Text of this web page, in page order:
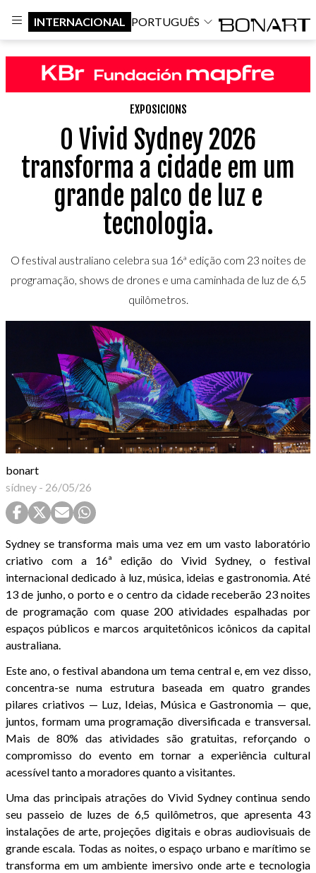
INTERNACIONAL PORTUGUÊS
EXPOSICIONS
O Vivid Sydney 2026
transforma a cidade em um
grande palco de luz e
tecnologia.
O festival australiano celebra sua 16ª edição com 23 noites de
programação, shows de drones e uma caminhada de luz de 6,5
quilômetros.
bonart
sídney - 26/05/26
Sydney se transforma mais uma vez em um vasto laboratório
criativo com a 16ª edição do Vivid Sydney, o festival
internacional dedicado à luz, música, ideias e gastronomia. Até
13 de junho, o porto e o centro da cidade receberão 23 noites
de programação com quase 200 atividades espalhadas por
espaços públicos e marcos arquitetônicos icônicos da capital
australiana.
Este ano, o festival abandona um tema central e, em vez disso,
concentra-se numa estrutura baseada em quatro grandes
pilares criativos — Luz, Ideias, Música e Gastronomia — que,
juntos, formam uma programação diversificada e transversal.
Mais de 80% das atividades são gratuitas, reforçando o
compromisso do evento em tornar a experiência cultural
acessível tanto a moradores quanto a visitantes.
Uma das principais atrações do Vivid Sydney continua sendo
seu passeio de luzes de 6,5 quilômetros, que apresenta 43
instalações de arte, projeções digitais e obras audiovisuais de
grande escala. Todas as noites, o espaço urbano e marítimo se
transforma em um ambiente imersivo onde arte e tecnologia